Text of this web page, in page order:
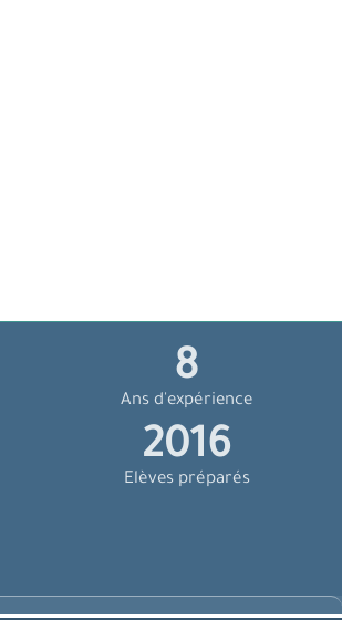
10
Ans d'expérience
2384
Elèves préparés